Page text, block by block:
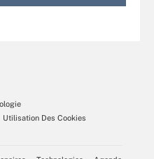
Utilisation Des Cookies